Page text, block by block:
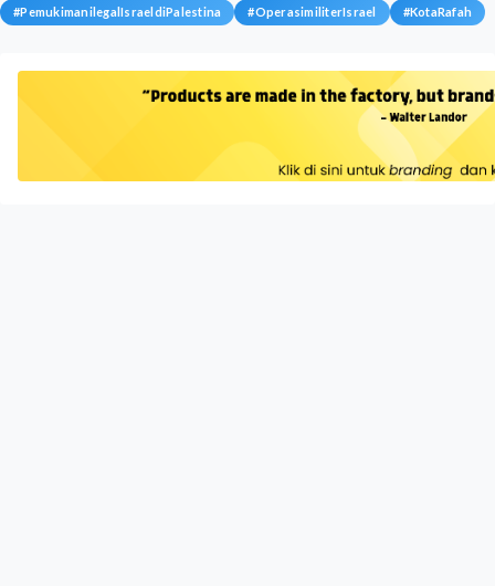
#PemukimanilegalIsraeldiPalestina #OperasimiliterIsrael #KotaRafah